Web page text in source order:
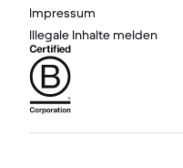
Impressum
Illegale Inhalte melden